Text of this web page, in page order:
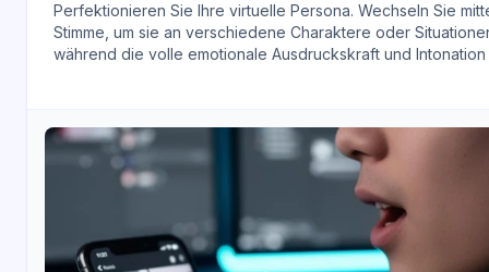
Perfektionieren Sie Ihre virtuelle Persona. Wechseln Sie
Stimme, um sie an verschiedene Charaktere oder
während die volle emotionale Ausdruckskraft und